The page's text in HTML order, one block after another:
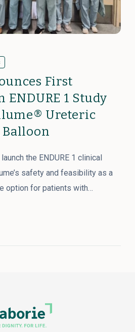
First
ENDURE 1 Study
Ureteric
Balloon
the ENDURE 1 clinical
safety and feasibility as a
option for patients with…